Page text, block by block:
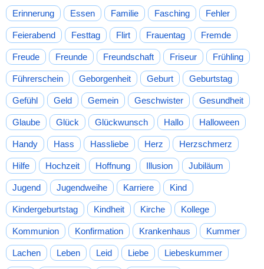
Erinnerung Essen Familie Fasching Fehler
Feierabend Festtag Flirt Frauentag Fremde
Freude Freunde Freundschaft Friseur Frühling
Führerschein Geborgenheit Geburt Geburtstag
Gefühl Geld Gemein Geschwister Gesundheit
Glaube Glück Glückwunsch Hallo Halloween
Handy Hass Hassliebe Herz Herzschmerz
Hilfe Hochzeit Hoffnung Illusion Jubiläum
Jugend Jugendweihe Karriere Kind
Kindergeburtstag Kindheit Kirche Kollege
Kommunion Konfirmation Krankenhaus Kummer
Lachen Leben Leid Liebe Liebeskummer